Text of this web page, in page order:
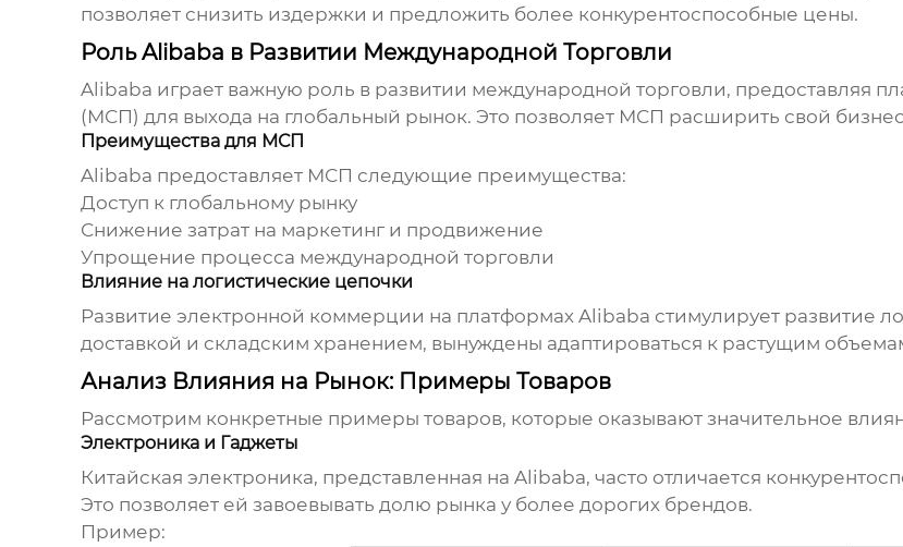
позволяет снизить издержки и предложить более конкурентоспособные цены.
Роль Alibaba в Развитии Международной Торговли
Alibaba играет важную роль в развитии международной торговли, предоставляя
(МСП) для выхода на глобальный рынок. Это позволяет МСП расширить свой
Преимущества для МСП
Alibaba предоставляет МСП следующие преимущества:
Доступ к глобальному рынку
Снижение затрат на маркетинг и продвижение
Упрощение процесса международной торговли
Влияние на логистические цепочки
Развитие электронной коммерции на платформах Alibaba стимулирует развитие
доставкой и складским хранением, вынуждены адаптироваться к растущим
Анализ Влияния на Рынок: Примеры Товаров
Рассмотрим конкретные примеры товаров, которые оказывают значительное
Электроника и Гаджеты
Китайская электроника, представленная на Alibaba, часто отличается
Это позволяет ей завоевывать долю рынка у более дорогих брендов.
Пример: